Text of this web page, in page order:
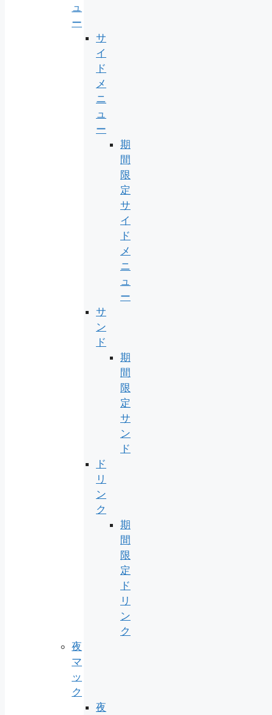
ュ
ー
サ
イ
ド
メ
ニ
ュ
ー
期
間
限
定
サ
イ
ド
メ
ニ
ュ
ー
サ
ン
ド
期
間
限
定
サ
ン
ド
ド
リ
ン
ク
期
間
限
定
ド
リ
ン
ク
夜
マ
ッ
ク
夜